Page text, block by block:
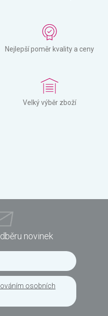
Nejlepší poměr kvality a ceny
Velký výběr zboží
novinek
osobních